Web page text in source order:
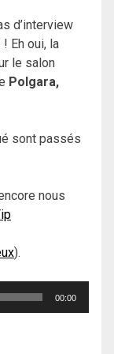
d’interview
Eh oui, la
le salon
Polgara,
sont passés
nous
).
00:00